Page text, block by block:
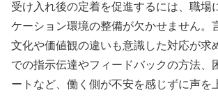
受け入れ後の定着を促進するには、職場
ケーション環境の整備が欠かせません。
文化や価値観の違いも意識した対応が求
での指示伝達やフィードバックの方法、
ートなど、働く側が不安を感じずに声を